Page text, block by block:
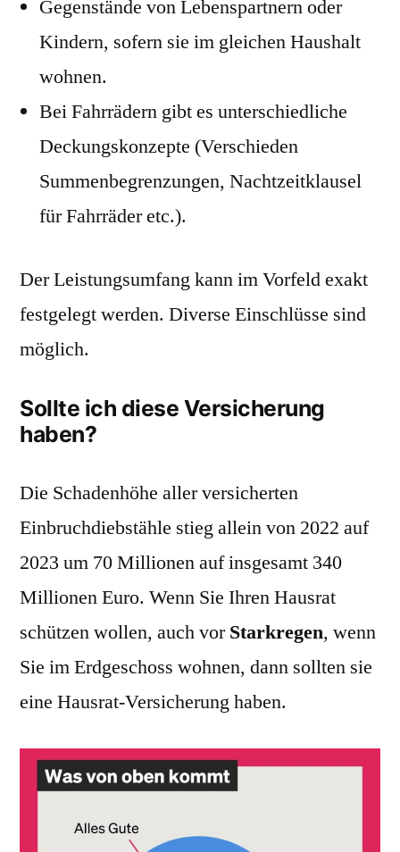
Gegenstände von Lebenspartnern oder
Kindern, sofern sie im gleichen Haushalt
wohnen.
Bei Fahrrädern gibt es unterschiedliche
Deckungskonzepte (Verschieden
Summenbegrenzungen, Nachtzeitklausel
für Fahrräder etc.).
Der Leistungsumfang kann im Vorfeld exakt
festgelegt werden. Diverse Einschlüsse sind
möglich.
Sollte ich diese Versicherung
haben?
Die Schadenhöhe aller versicherten
Einbruchdiebstähle stieg allein von 2022 auf
2023 um 70 Millionen auf insgesamt 340
Millionen Euro. Wenn Sie Ihren Hausrat
schützen wollen, auch vorStarkregen, wenn
Sie im Erdgeschoss wohnen, dann sollten sie
eine Hausrat-Versicherung haben.